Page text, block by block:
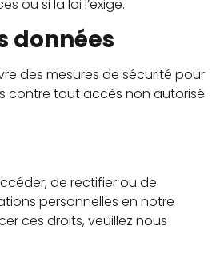
ou si la loi l’exige.
données
des mesures de sécurité pour
contre tout accès non autorisé
de rectifier ou de
personnelles en notre
ces droits, veuillez nous